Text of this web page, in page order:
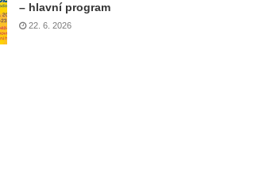
– hlavní program
22. 6. 2026